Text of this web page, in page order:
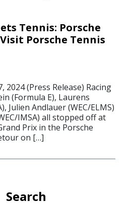
Tennis: Porsche
Porsche Tennis
2024 (Press Release) Racing
(Formula E), Laurens
Julien Andlauer (WEC/ELMS)
IMSA) all stopped off at
Prix in the Porsche
on […]
Search